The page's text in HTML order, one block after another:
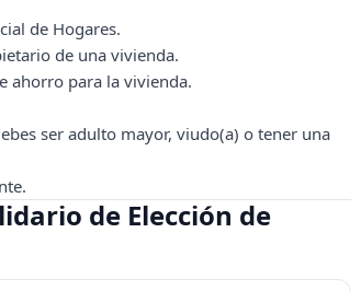
de Hogares.
de una vivienda.
ahorro para la vivienda.
ser adulto mayor, viudo(a) o tener una
de Elección de